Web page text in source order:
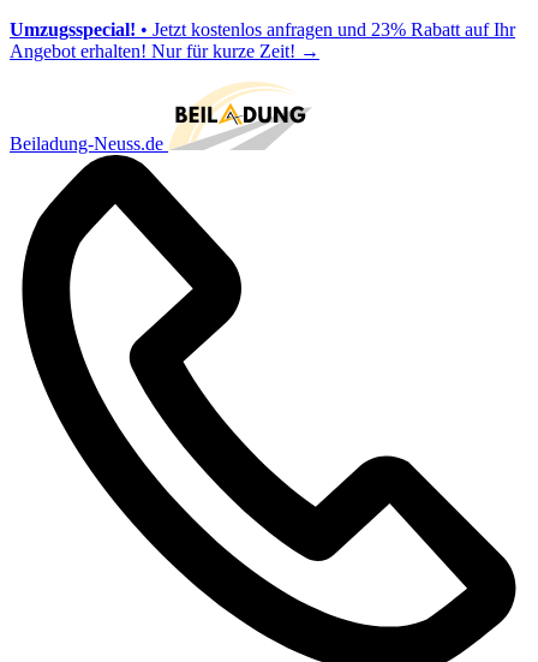
Umzugsspecial! • Jetzt kostenlos anfragen und 23% Rabatt auf Ihr
Angebot erhalten! Nur für kurze Zeit! →
Beiladung-Neuss.de